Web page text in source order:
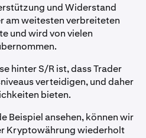
und Widerstand
am weitesten verbreiteten
und wird von vielen
hinter S/R ist, dass Trader
verteidigen, und daher
bieten.
Beispiel ansehen, können wir
Kryptowährung wiederholt